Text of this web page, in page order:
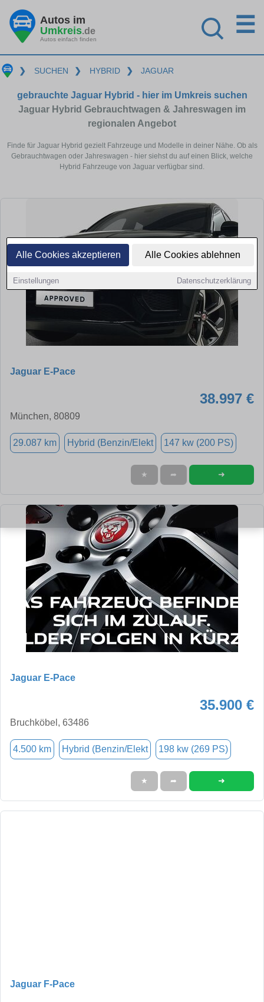
Alle Cookies akzeptieren Alle Cookies ablehnen
Einstellungen Datenschutzerklärung
Autos im
Umkreis.de
Autos einfach finden
☰
❯ SUCHEN ❯ HYBRID ❯ JAGUAR
gebrauchte Jaguar Hybrid - hier im Umkreis suchen
Jaguar Hybrid Gebrauchtwagen & Jahreswagen im
regionalen Angebot
Finde für Jaguar Hybrid gezielt Fahrzeuge und Modelle in deiner Nähe. Ob als
Gebrauchtwagen oder Jahreswagen - hier siehst du auf einen Blick, welche
Hybrid Fahrzeuge von Jaguar verfügbar sind.
Jaguar E-Pace
38.997 €
München, 80809
29.087 km Hybrid (Benzin/Elekt 147 kw (200 PS)
★ ➦ ➜
Jaguar E-Pace
35.900 €
Bruchköbel, 63486
4.500 km Hybrid (Benzin/Elekt 198 kw (269 PS)
★ ➦ ➜
Jaguar F-Pace